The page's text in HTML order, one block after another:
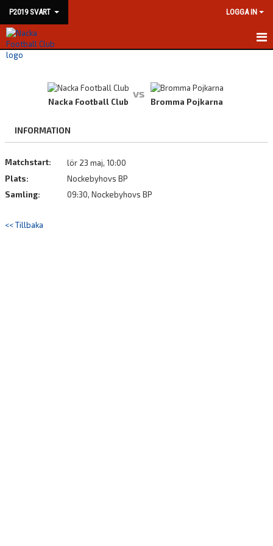
P2019 SVART LOGGA IN
HEM
MATCHER
TRUPPEN
BILDGALLERI
Nacka Football Club
vs
Bromma Pojkarna
INFORMATION
Matchstart:
lör 23 maj, 10:00
Plats:
Nockebyhovs BP
Samling:
09:30, Nockebyhovs BP
<< Tillbaka